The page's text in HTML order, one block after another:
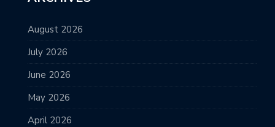
August 2026
July 2026
June 2026
May 2026
April 2026